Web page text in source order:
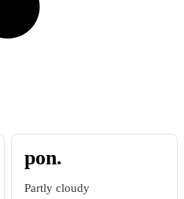
pon.
Partly cloudy